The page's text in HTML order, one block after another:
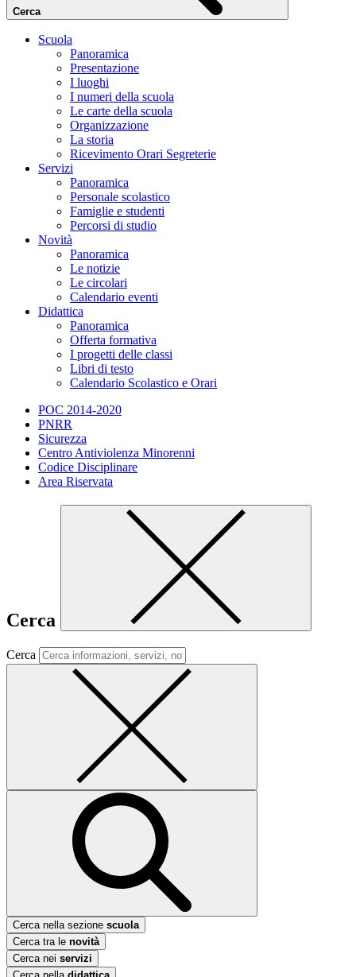
Cerca
Scuola
Panoramica
Presentazione
I luoghi
I numeri della scuola
Le carte della scuola
Organizzazione
La storia
Ricevimento Orari Segreterie
Servizi
Panoramica
Personale scolastico
Famiglie e studenti
Percorsi di studio
Novità
Panoramica
Le notizie
Le circolari
Calendario eventi
Didattica
Panoramica
Offerta formativa
I progetti delle classi
Libri di testo
Calendario Scolastico e Orari
POC 2014-2020
PNRR
Sicurezza
Centro Antiviolenza Minorenni
Codice Disciplinare
Area Riservata
Cerca
Cerca
Cerca nella sezione scuola
Cerca tra le novità
Cerca nei servizi